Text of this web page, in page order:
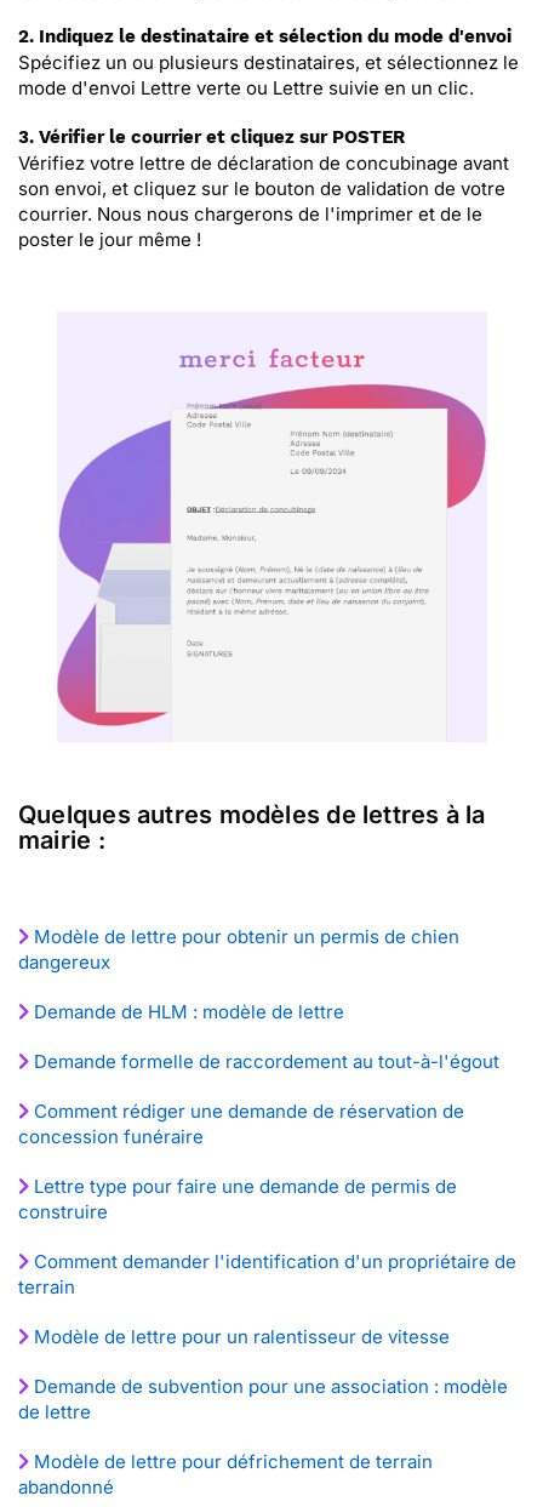
2. Indiquez le destinataire et sélection du mode d'envoi
Spécifiez un ou plusieurs destinataires, et sélectionnez le
mode d'envoi Lettre verte ou Lettre suivie en un clic.
3. Vérifier le courrier et cliquez sur POSTER
Vérifiez votre lettre de déclaration de concubinage avant
son envoi, et cliquez sur le bouton de validation de votre
courrier. Nous nous chargerons de l'imprimer et de le
poster le jour même !
Quelques autres modèles de lettres à la
mairie :
Modèle de lettre pour obtenir un permis de chien
dangereux
Demande de HLM : modèle de lettre
Demande formelle de raccordement au tout-à-l'égout
Comment rédiger une demande de réservation de
concession funéraire
Lettre type pour faire une demande de permis de
construire
Comment demander l'identification d'un propriétaire de
terrain
Modèle de lettre pour un ralentisseur de vitesse
Demande de subvention pour une association : modèle
de lettre
Modèle de lettre pour défrichement de terrain
abandonné